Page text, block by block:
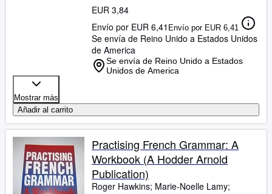
EUR 3,84
Envío por EUR 6,41 Envío por EUR 6,41
Se envía de Reino Unido a Estados Unidos
de America
Se envía de Reino Unido a Estados
Unidos de America
Mostrar más
Añadir al carrito
Practising French Grammar: A
Workbook (A Hodder Arnold
Publication)
Roger Hawkins; Marie-Noelle Lamy;